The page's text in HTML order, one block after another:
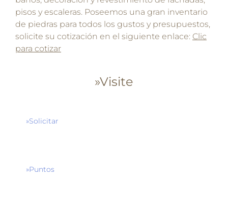
pisos y escaleras. Poseemos una gran inventario
de piedras para todos los gustos y presupuestos,
solicite su cotización en el siguiente enlace: Clic
para cotizar
»Visite
»Solicitar
»Puntos